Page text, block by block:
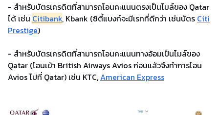
- สำหรับบัตรเครดิตที่สามารถโอนคะแนนตรงเป็นไมล์ของ Qatar
ได้ เช่น Citibank, Kbank (ซิตี้แบงก์จะมีเรทที่ดีกว่า เช่นบัตร Citi
Prestige)
- สำหรับบัตรเครดิตที่สามารถโอนคะแนนทางอ้อมเป็นไมล์ของ
Qatar (โอนเข้า British Airways Avios ก่อนแล้วจึงทำการโอน
Avios ไปที่ Qatar) เช่น KTC,American Express